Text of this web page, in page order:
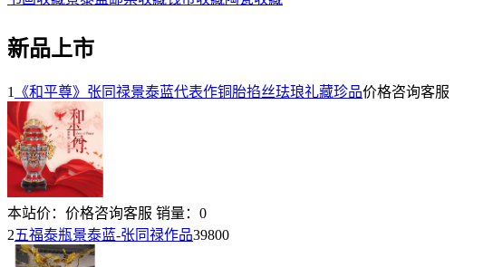
新品上市
1 《和平尊》张同禄景泰蓝代表作铜胎掐丝珐琅礼藏珍品价格咨询客服
本站价： 价格咨询客服 销量： 0
2五福泰瓶景泰蓝-张同禄作品39800